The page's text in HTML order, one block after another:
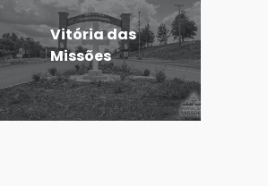
Vitória das
Missões